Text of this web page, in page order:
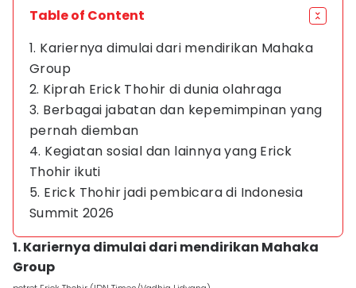
Table of Content
1. Kariernya dimulai dari mendirikan Mahaka
Group
2. Kiprah Erick Thohir di dunia olahraga
3. Berbagai jabatan dan kepemimpinan yang
pernah diemban
4. Kegiatan sosial dan lainnya yang Erick
Thohir ikuti
5. Erick Thohir jadi pembicara di Indonesia
Summit 2026
1. Kariernya dimulai dari mendirikan Mahaka
Group